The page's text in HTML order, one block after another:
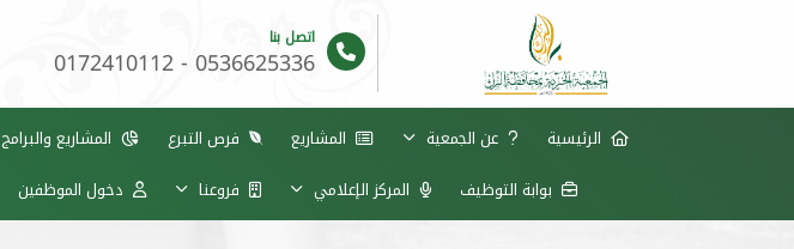
اتصل بنا
0172410112 - 0536625336
الرئيسية عن الجمعية المشاريع فرص التبرع المشاريع والبرامج
بوابة التوظيف
المركز الإعلامي فروعنا دخول الموظفين